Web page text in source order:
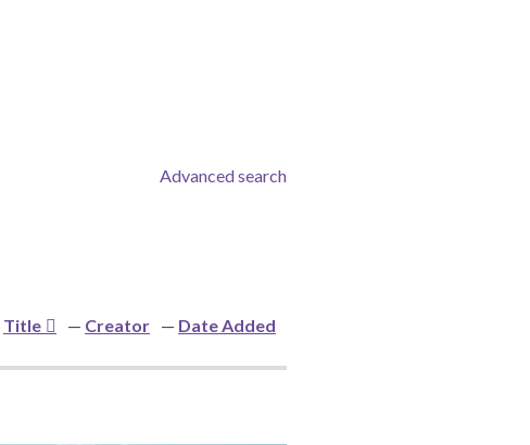
Advanced search
Title Creator Date Added